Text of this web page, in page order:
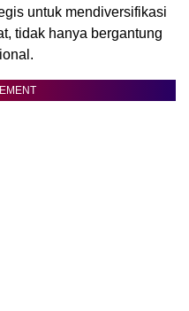
untuk mendiversifikasi
tidak hanya bergantung